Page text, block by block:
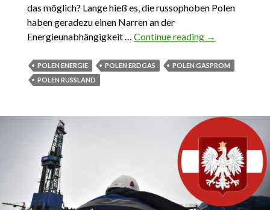
das möglich? Lange hieß es, die russophoben Polen
haben geradezu einen Narren an der
Energieunabhängigkeit … Continue reading 1.05.2022. Es
ohne russisches
→
POLEN ENERGIE POLEN ERDGAS
POLEN GASPROM
POLEN RUSSLAND